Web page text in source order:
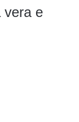
vera e